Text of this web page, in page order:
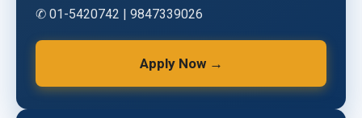
✆ 01-5420742 | 9847339026
Apply Now →